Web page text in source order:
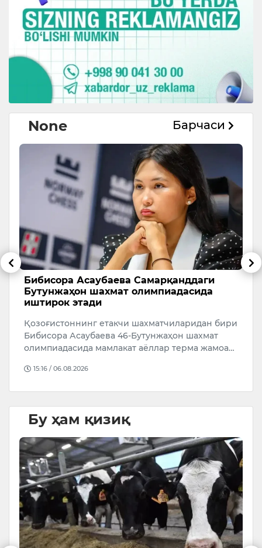
None Барчаси
Бибисора Асаубаева Самарқанддаги
Бутунжаҳон шахмат олимпиадасида
иштирок этади
Қозоғистоннинг етакчи шахматчиларидан бири
Бибисора Асаубаева 46-Бутунжаҳон шахмат
олимпиадасида мамлакат аёллар терма жамоа…
15:16 / 06.08.2026
Бу ҳам қизиқ